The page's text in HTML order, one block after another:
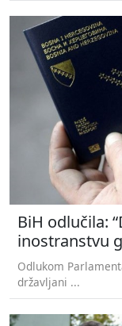
BiH odlučila:
inostranstvu
Odlukom
državljani ...